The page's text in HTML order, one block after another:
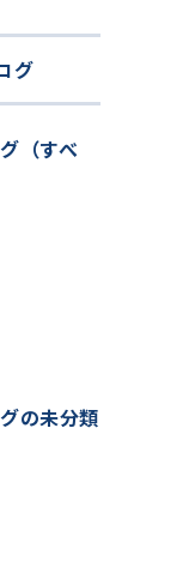
グ
（すべ
の未分類